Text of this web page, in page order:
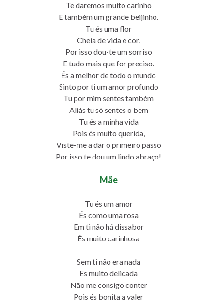
Te daremos muito carinho
E também um grande beijinho.
Tu és uma flor
Cheia de vida e cor.
Por isso dou-te um sorriso
E tudo mais que for preciso.
És a melhor de todo o mundo
Sinto por ti um amor profundo
Tu por mim sentes também
Aliás tu só sentes o bem
Tu és a minha vida
Pois és muito querida,
Viste-me a dar o primeiro passo
Por isso te dou um lindo abraço!
Mãe
Tu és um amor
És como uma rosa
Em ti não há dissabor
És muito carinhosa
Sem ti não era nada
És muito delicada
Não me consigo conter
Pois és bonita a valer